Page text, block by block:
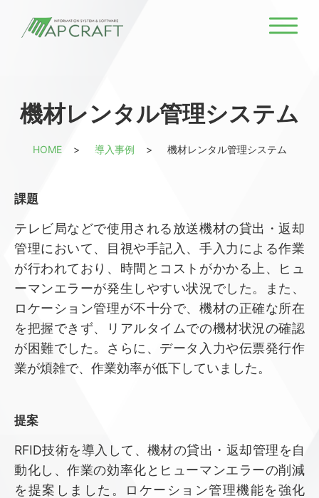
機材レンタル管理システム
HOME 導入事例 機材レンタル管理システム
課題
テレビ局などで使用される放送機材の貸出・返却
管理において、目視や手記入、手入力による作業
が行われており、時間とコストがかかる上、ヒュ
ーマンエラーが発生しやすい状況でした。また、
ロケーション管理が不十分で、機材の正確な所在
を把握できず、リアルタイムでの機材状況の確認
が困難でした。さらに、データ入力や伝票発行作
業が煩雑で、作業効率が低下していました。
提案
RFID技術を導入して、機材の貸出・返却管理を自
動化し、作業の効率化とヒューマンエラーの削減
を提案しました。ロケーション管理機能を強化